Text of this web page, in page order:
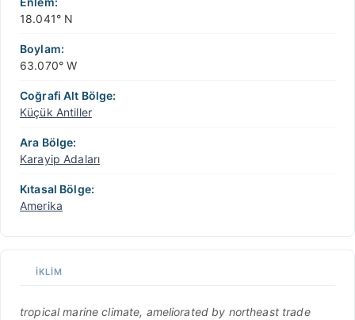
18.041° N
Boylam:
63.070° W
Coğrafi Alt Bölge:
Küçük Antiller
Ara Bölge:
Karayip Adaları
Kıtasal Bölge:
Amerika
İKLIM
tropical marine climate, ameliorated by northeast trade